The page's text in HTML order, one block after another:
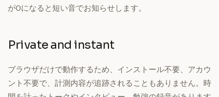
が0になると短い音でお知らせします。
Private and instant
ブラウザだけで動作するため、インストール不要、アカウ
ント不要で、計測内容が追跡されることもありません。時